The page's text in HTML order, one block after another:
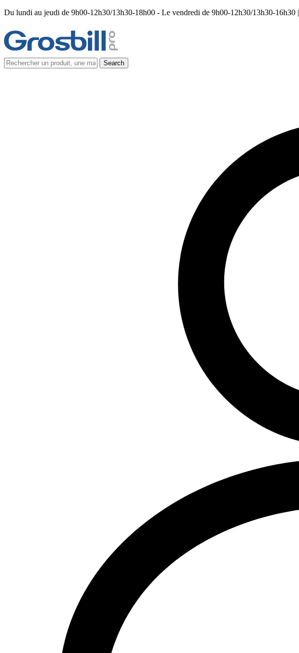
Du lundi au jeudi de 9h00-12h30/13h30-18h00 - Le vendredi de 9h00-12h30/13h30-16h30 |